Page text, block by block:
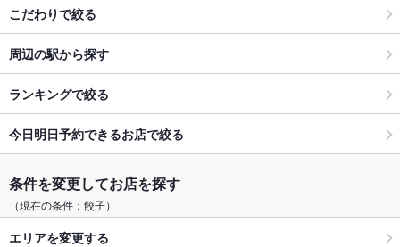
こだわりで絞る
周辺の駅から探す
ランキングで絞る
今日明日予約できるお店で絞る
条件を変更してお店を探す
（現在の条件：餃子）
エリアを変更する